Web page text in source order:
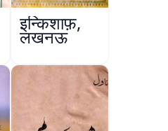
इन्किशाफ़,
लखनऊ